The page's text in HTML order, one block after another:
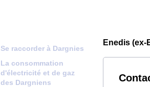
Se raccorder à Dargnies
La consommation
d'électricité et de gaz
des Dargniens
Enedis (ex-